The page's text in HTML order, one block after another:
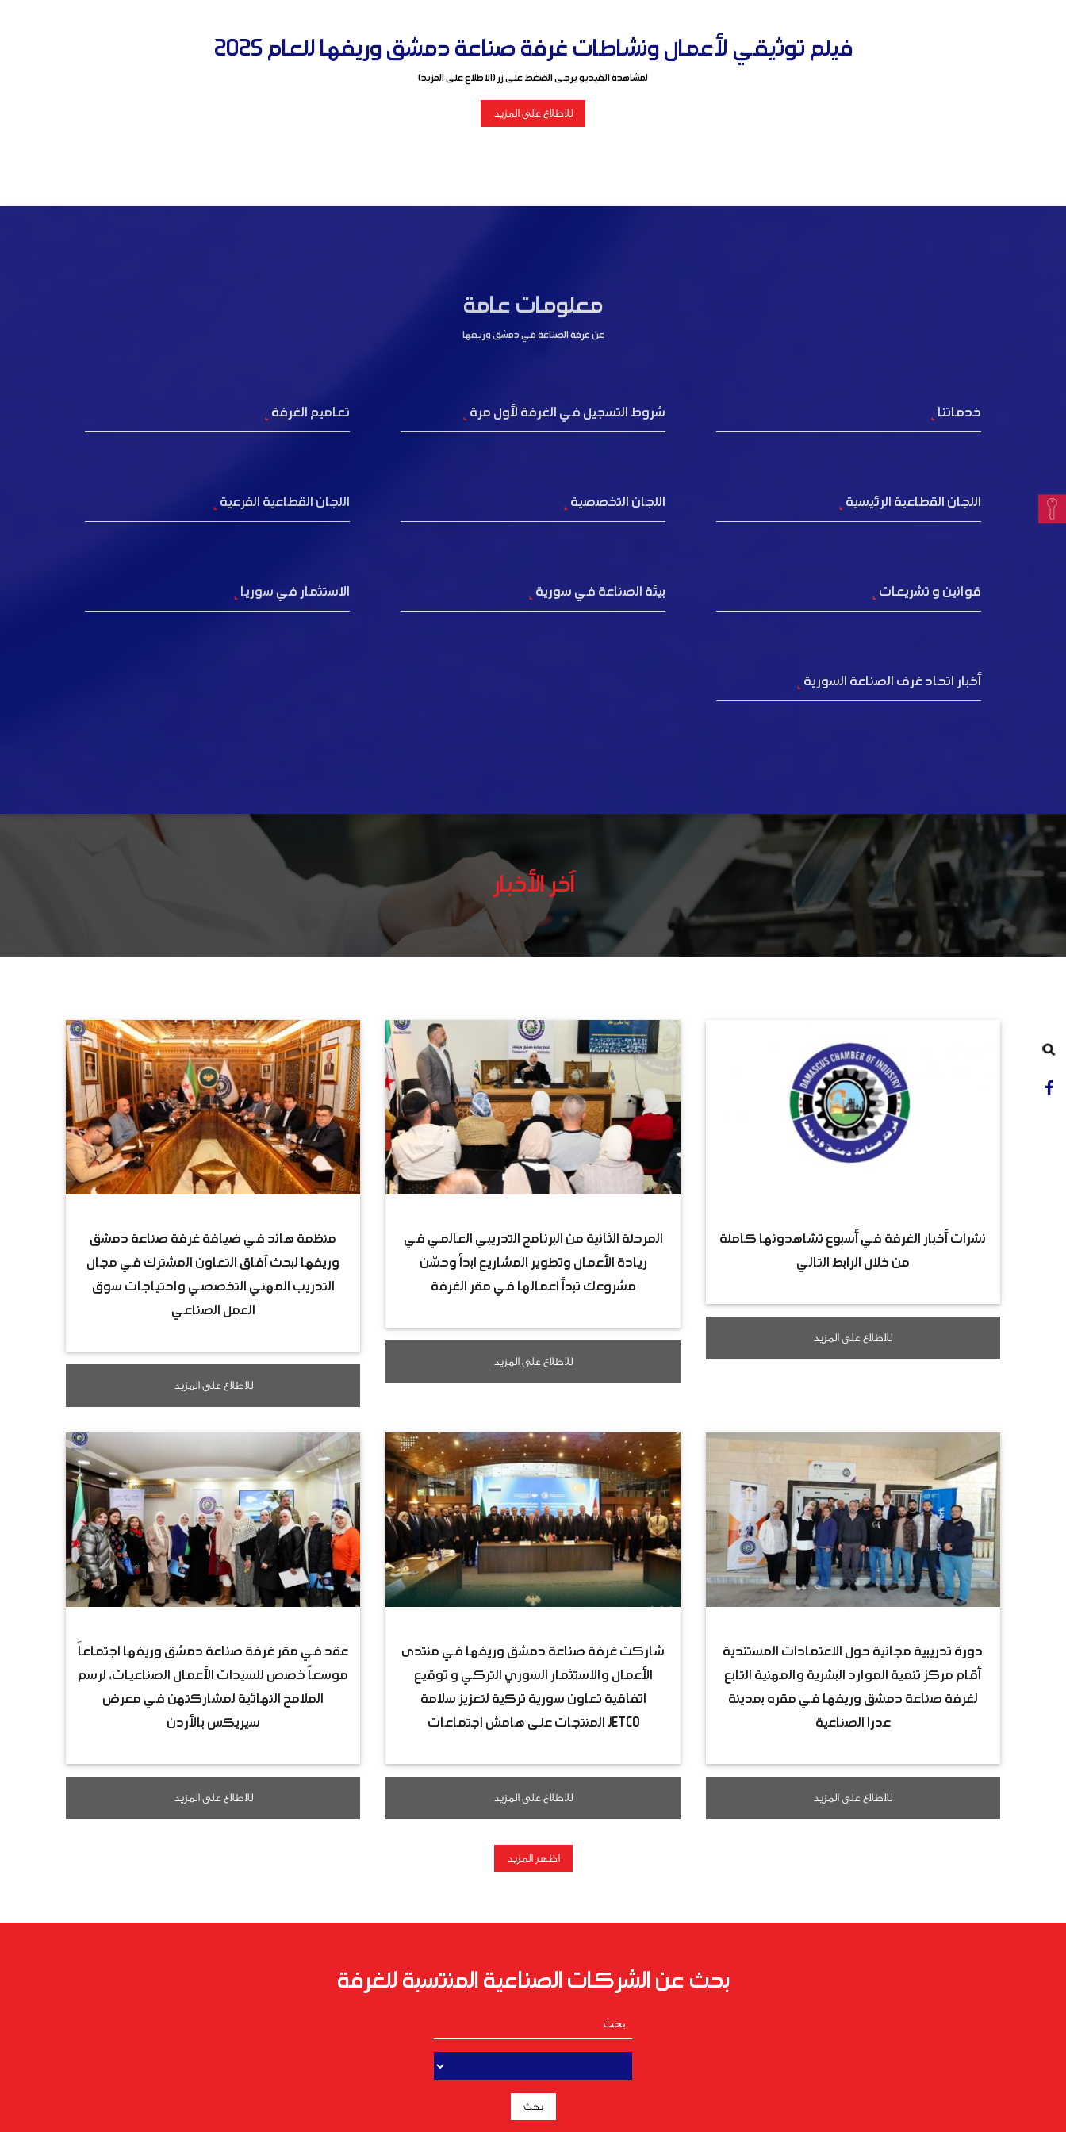
فيلم توثيقي لأعمال ونشاطات غرفة صناعة دمشق وريفها للعام 2025
لمشاهدة الفيديو يرجى الضغط على زر (الاطلاع على المزيد)
للاطلاع على المزيد
معلومات عامة
عن غرفة الصناعة في دمشق وريفها
خدماتنا شروط التسجيل في الغرفة لأول مرة تعاميم الغرفة
اللجان القطاعية الرئيسية اللجان التخصصية اللجان القطاعية الفرعية
قوانين و تشريعات بيئة الصناعة في سورية الاستثمار في سوريا
أخبار اتحاد غرف الصناعة السورية
آخر الأخبار
نشرات أخبار الغرفة في أسبوع تشاهدونها كاملة
من خلال الرابط التالي
للاطلاع على المزيد
المرحلة الثانية من البرنامج التدريبي العالمي في
ريادة الأعمال وتطوير المشاريع ابدأ وحسّن
مشروعك تبدأ اعمالها في مقر الغرفة
للاطلاع على المزيد
منظمة هاند في ضيافة غرفة صناعة دمشق
وريفها لبحث آفاق التعاون المشترك في مجال
التدريب المهني التخصصي واحتياجات سوق
العمل الصناعي
للاطلاع على المزيد
دورة تدريبية مجانية حول الاعتمادات المستندية
أقام مركز تنمية الموارد البشرية والمهنية التابع
لغرفة صناعة دمشق وريفها في مقره بمدينة
عدرا الصناعية
للاطلاع على المزيد
شاركت غرفة صناعة دمشق وريفها في منتدى
الأعمال والاستثمار السوري التركي و توقيع
اتفاقية تعاون سورية تركية لتعزيز سلامة
المنتجات على هامش اجتماعات JETCO
للاطلاع على المزيد
عقد في مقر غرفة صناعة دمشق وريفها اجتماعاً
موسعاً خصص للسيدات الأعمال الصناعيات، لرسم
الملامح النهائية لمشاركتهن في معرض
سيريكس بالأردن
للاطلاع على المزيد
اظهر المزيد
بحث عن الشركات الصناعية المنتسبة للغرفة